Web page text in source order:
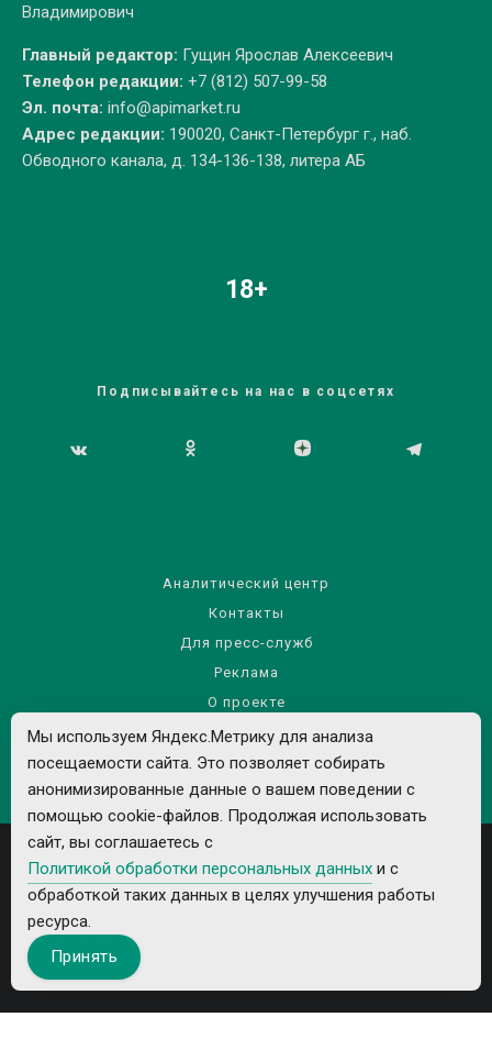
Владимирович
Главный редактор: Гущин Ярослав Алексеевич
Телефон редакции: +7 (812) 507-99-58
Эл. почта: info@apimarket.ru
Адрес редакции: 190020, Санкт-Петербург г., наб.
Обводного канала, д. 134-136-138, литера АБ
18+
Подписывайтесь на нас в соцсетях
Аналитический центр
Контакты
Для пресс-служб
Реклама
О проекте
Правила использования материалов сайта
Политика обработки персональных данных
Все рекламируемые товары и услуги имеют необходимые лицензии и
Мы используем Яндекс.Метрику для анализа
посещаемости сайта. Это позволяет собирать
анонимизированные данные о вашем поведении с
помощью cookie-файлов. Продолжая использовать
сайт, вы соглашаетесь с
Политикой обработки персональных данных и с
обработкой таких данных в целях улучшения работы
ресурса.
Принять